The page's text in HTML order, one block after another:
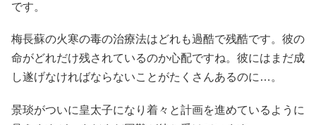
です。
梅長蘇の火寒の毒の治療法はどれも過酷で残酷です。彼の
命がどれだけ残されているのか心配ですね。彼にはまだ成
し遂げなければならないことがたくさんあるのに…。
景琰がついに皇太子になり着々と計画を進めているように